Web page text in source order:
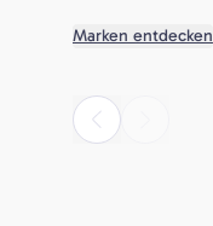
Marken entdecken